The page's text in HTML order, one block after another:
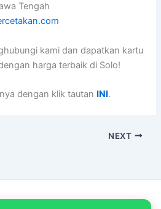
Tengah
kami dan dapatkan kartu
harga terbaik di Solo!
dengan klik tautan INI.
NEXT